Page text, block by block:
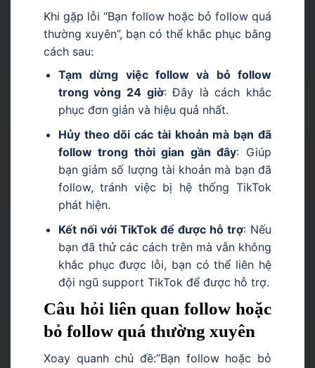
Khi gặp lỗi “Bạn follow hoặc bỏ follow quá
thường xuyên”, bạn có thể khắc phục bằng
cách sau:
Tạm dừng việc follow và bỏ follow
trong vòng 24 giờ: Đây là cách khắc
phục đơn giản và hiệu quả nhất.
Hủy theo dõi các tài khoản mà bạn đã
follow trong thời gian gần đây: Giúp
bạn giảm số lượng tài khoản mà bạn đã
follow, tránh việc bị hệ thống TikTok
phát hiện.
Kết nối với TikTok để được hỗ trợ: Nếu
bạn đã thử các cách trên mà vẫn không
khắc phục được lỗi, bạn có thể liên hệ
đội ngũ support TikTok để được hỗ trợ.
Câu hỏi liên quan follow hoặc
bỏ follow quá thường xuyên
Xoay quanh chủ đề:”Bạn follow hoặc bỏ